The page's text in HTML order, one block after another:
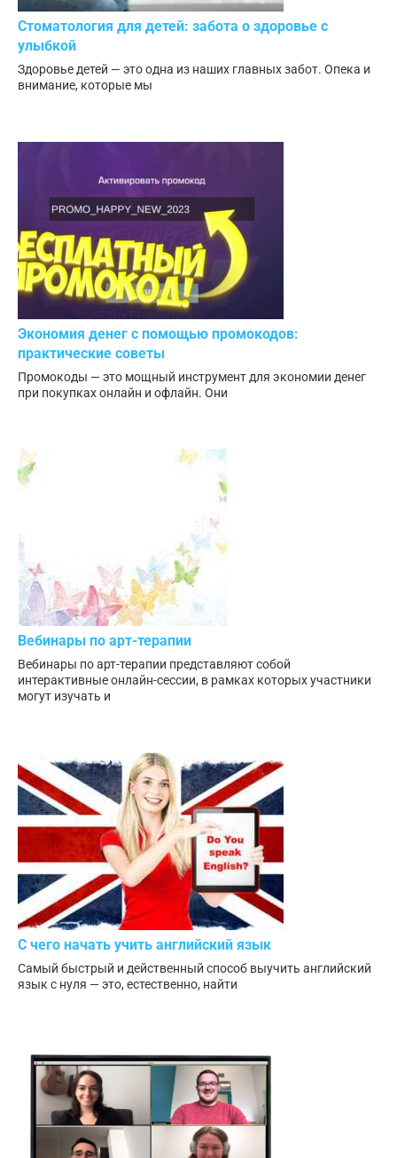
Стоматология для детей: забота о здоровье с
улыбкой
Здоровье детей — это одна из наших главных забот. Опека и
внимание, которые мы
Экономия денег с помощью промокодов:
практические советы
Промокоды — это мощный инструмент для экономии денег
при покупках онлайн и офлайн. Они
Вебинары по арт-терапии
Вебинары по арт-терапии представляют собой
интерактивные онлайн-сессии, в рамках которых участники
могут изучать и
С чего начать учить английский язык
Самый быстрый и действенный способ выучить английский
язык с нуля — это, естественно, найти